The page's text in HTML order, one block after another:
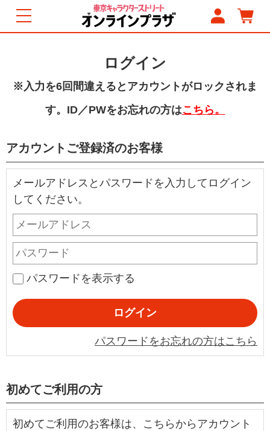
ログイン
※入力を6回間違えるとアカウントがロックされま
す。ID／PWをお忘れの方はこちら。
アカウントご登録済のお客様
メールアドレスとパスワードを入力してログイン
してください。
パスワードを表示する
パスワードをお忘れの方はこちら
初めてご利用の方
初めてご利用のお客様は、こちらからアカウント